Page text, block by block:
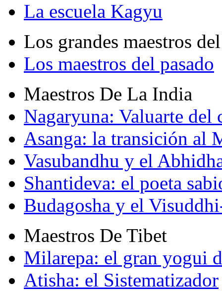
La escuela Kagyu
Los grandes maestros
Los maestros del pasado
Maestros De La India
Nagaryuna: Valuarte del
Asanga: la transición al
Vasubandhu y el
Shantideva: el poeta
Budagosha y el
Maestros De Tibet
Milarepa: el gran yogui
Atisha: el Sistematizador